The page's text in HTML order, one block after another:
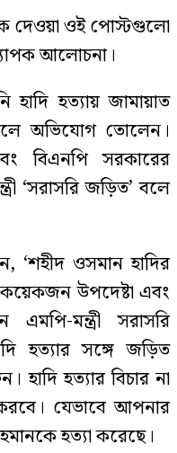
দেওয়া ওই পোস্টগুলো
আলোচনা।
হত্যায় জামায়াত
অভিযোগ তোলেন।
বিএনপি সরকারের
‘সরাসরি জড়িত’ বলে
‘শহীদ ওসমান হাদির
উপদেষ্টা এবং
মন্ত্রী সরাসরি
হত্যার সঙ্গে জড়িত
হাদি হত্যার বিচার না
যেভাবে আপনার
হত্যা করেছে।